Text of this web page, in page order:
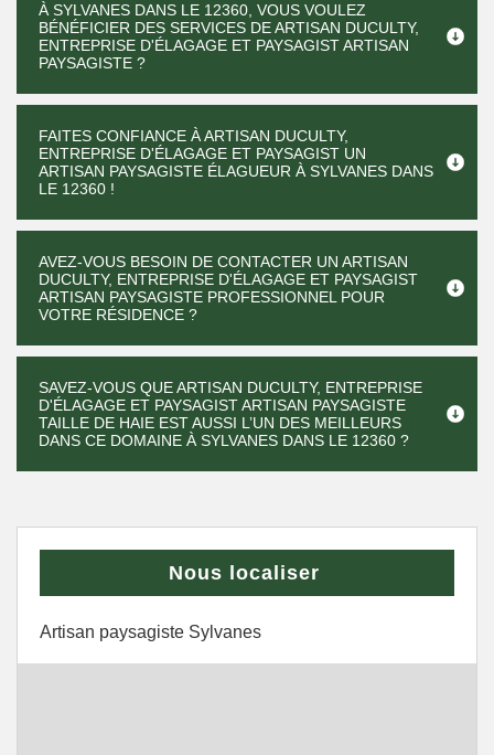
À SYLVANES DANS LE 12360, VOUS VOULEZ
BÉNÉFICIER DES SERVICES DE ARTISAN DUCULTY,
ENTREPRISE D'ÉLAGAGE ET PAYSAGIST ARTISAN
PAYSAGISTE ?
FAITES CONFIANCE À ARTISAN DUCULTY,
ENTREPRISE D'ÉLAGAGE ET PAYSAGIST UN
ARTISAN PAYSAGISTE ÉLAGUEUR À SYLVANES DANS
LE 12360 !
AVEZ-VOUS BESOIN DE CONTACTER UN ARTISAN
DUCULTY, ENTREPRISE D'ÉLAGAGE ET PAYSAGIST
ARTISAN PAYSAGISTE PROFESSIONNEL POUR
VOTRE RÉSIDENCE ?
SAVEZ-VOUS QUE ARTISAN DUCULTY, ENTREPRISE
D'ÉLAGAGE ET PAYSAGIST ARTISAN PAYSAGISTE
TAILLE DE HAIE EST AUSSI L’UN DES MEILLEURS
DANS CE DOMAINE À SYLVANES DANS LE 12360 ?
Nous localiser
Artisan paysagiste Sylvanes